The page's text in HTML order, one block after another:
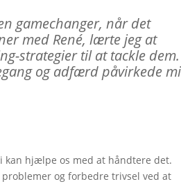
gamechanger, når det
med René, lærte jeg at
strategier til at tackle dem.
og adfærd påvirkede
kan hjælpe os med at håndtere det.
og forbedre trivsel ved at